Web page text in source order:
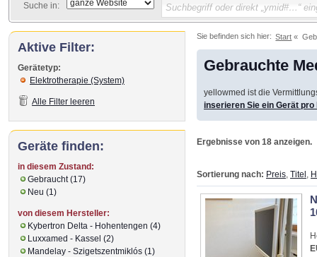
Suche in:
Sie befinden sich hier: Start
Gebrauchte
yellowmed ist die
inserieren Sie ein Gerät
Ergebnisse von 18 anzeigen.
Sortierung nach: Preis Titel
Aktive Filter:
Gerätetyp:
Elektrotherapie (System)
Alle Filter leeren
Geräte finden:
in diesem Zustand:
Gebraucht (17)
Neu (1)
von diesem Hersteller:
Kybertron Delta - Hohentengen (4)
Luxxamed - Kassel (2)
Mandelay - Szigetszentmiklós (1)